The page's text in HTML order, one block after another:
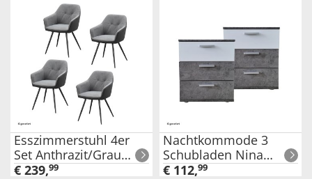
Esszimmerstuhl 4er
Set Anthrazit/Grau
Joschka
€ 239,99
Nachtkommode 3
Schubladen Nina
Beton Weiß 2er-Set
€ 112,99